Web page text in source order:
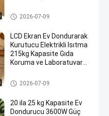
Ev Dondurarak Kurutucu
2026-07-09
LCD Ekran Ev Dondurarak
Kurutucu Elektrikli Isıtma
215kg Kapasite Gıda
Koruma ve Laboratuvar
Ev Dondurarak Kurutucu
2026-07-09
20 ila 25 kg Kapasite Ev
Dondurucu 3600W Güç